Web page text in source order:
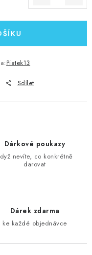
Piatek13
Sdílet
Dárkové poukazy
nevíte, co konkrétně
darovat
Dárek zdarma
ke každé objednávce